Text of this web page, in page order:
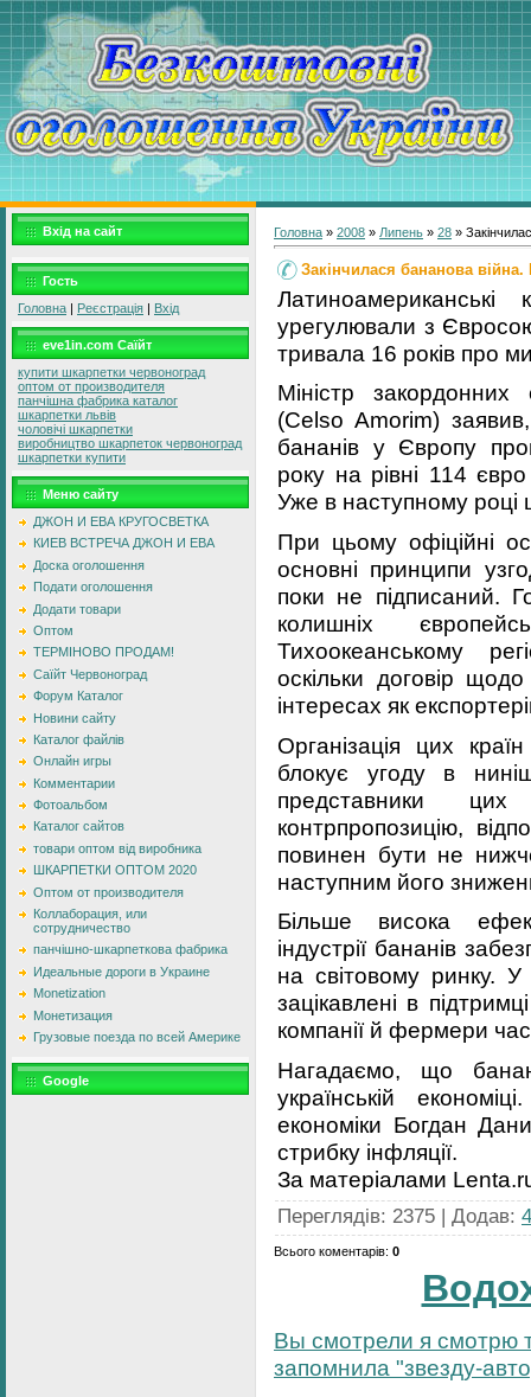
Вхід на сайт
Гость
Головна | Реєстрація | Вхід
eve1in.com Саїйт
купити шкарпетки червоноград
оптом от производителя
панчішна фабрика каталог
шкарпетки львів
чоловічі шкарпетки
виробництво шкарпеток червоноград
шкарпетки купити
Меню сайту
ДЖОН И ЕВА КРУГОСВЕТКА
КИЕВ ВСТРЕЧА ДЖОН И ЕВА
Доска оголошення
Подати оголошення
Додати товари
Оптом
ТЕРМІНОВО ПРОДАМ!
Саїйт Червоноград
Форум Каталог
Новини сайту
Каталог файлів
Онлайн игры
Комментарии
Фотоальбом
Каталог сайтов
товари оптом від виробника
ШКАРПЕТКИ ОПТОМ 2020
Оптом от производителя
Коллаборация, или
сотрудничество
панчішно-шкарпеткова фабрика
Идеальные дороги в Украине
Monetization
Монетизация
Грузовые поезда по всей Америке
Google
Головна » 2008 » Липень » 28 »
Закінчилася бананова
урегулювали з
тривала 16 років про
Міністр
(Celso Amorіm)
бананів у Європу
року на рівні 114
Уже в наступному році
При цьому офіційні
основні принципи
поки не підписаний.
колишніх
Тихоокеанському
оскільки договір
інтересах як
Організація цих
блокує угоду в
представники
контрпропозицію,
повинен бути не
наступним його
Більше висока
індустрії бананів
на світовому ринку. У
зацікавлені в
компанії й фермери
Нагадаємо, що
українській
економіки Богдан
стрибку інфляції.
За матеріалами
Переглядів: 2375 | Додав:
Всього коментарів: 0
Вы смотрели я смотрю
запомнила "звезду-